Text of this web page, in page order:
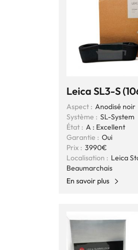
Leica SL3-S
Aspect : Anodisé noir
Système : SL-System
État : A : Excellent
Garantie : Oui
Prix : 3990€
Localisation : Leica
Beaumarchais
En savoir plus